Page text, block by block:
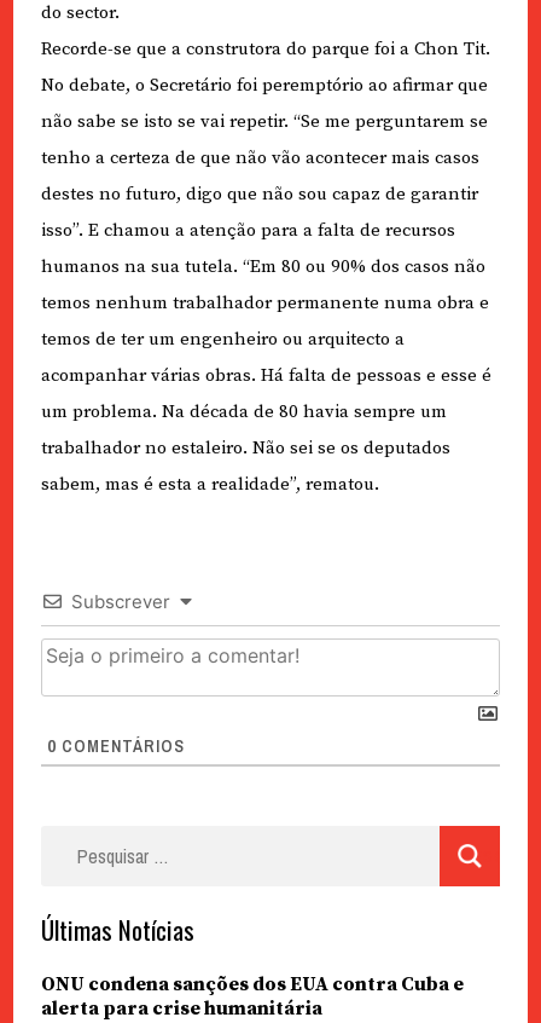
do sector.
Recorde-se que a construtora do parque foi a Chon Tit.
No debate, o Secretário foi peremptório ao afirmar que
não sabe se isto se vai repetir. “Se me perguntarem se
tenho a certeza de que não vão acontecer mais casos
destes no futuro, digo que não sou capaz de garantir
isso”. E chamou a atenção para a falta de recursos
humanos na sua tutela. “Em 80 ou 90% dos casos não
temos nenhum trabalhador permanente numa obra e
temos de ter um engenheiro ou arquitecto a
acompanhar várias obras. Há falta de pessoas e esse é
um problema. Na década de 80 havia sempre um
trabalhador no estaleiro. Não sei se os deputados
sabem, mas é esta a realidade”, rematou.
Subscrever
0 COMENTÁRIOS
Últimas Notícias
ONU condena sanções dos EUA contra Cuba e
alerta para crise humanitária